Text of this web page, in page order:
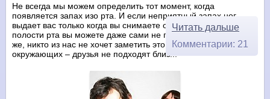
Не всегда мы можем определить тот момент, когда
появляется запах изо рта. И если неприятный запах ног
выдает вас только когда вы снимаете обувь, то ароматы
полости рта вы можете даже сами не почувствовать. Конечно
же, никто из нас не хочет заметить это по реакции
окружающих – друзья не подходят близ...
Читать дальше
Комментарии: 21